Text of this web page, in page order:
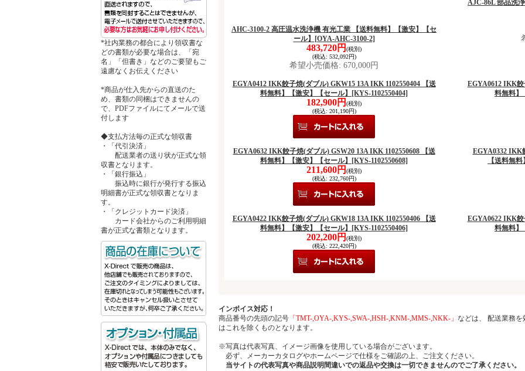
*社内業務の都合により領収書な
どの書類が必要な場合は、「宛
名」「但書き」などのご要望もご
遠慮なくお伝えください
*商品が仕入先からの直送のた
め、書類の同梱はできませんの
で、PDFファイルにてメールで送
付します
◆支払方法毎の正式な領収書
・「代引決済」
配送業者の送り状が正式な領
収書となります。
・「銀行振込」
振込時に銀行が発行する振込
明細書が正式な領収書となりま
す。
・「クレジットカード決済」
カード会社からのご利用明細
書が正式な書類となります。
AHC-3100-2 高圧温水洗浄機 有光工業 【送料無料】【激安】【セ
ール】
[OYA-AHC-3100-2]
483,720円 (税別)
(税込: 532,092円)
希望小売価格: 670,000円
AJC-86L 部品洗
EGYA0412 IKK餃子焼(ダブル) GKW15 13A IKK 1102550404 【送
料無料】【激安】【セール】
[KYS-1102550404]
182,900円 (税別)
(税込: 201,190円)
EGYA0612 IKK餃
料無料】
EGYA0632 IKK餃子焼(ダブル) GSW20 13A IKK 1102550608 【送
料無料】【激安】【セール】
[KYS-1102550608]
211,600円 (税別)
(税込: 232,760円)
EGYA0332 IKK
【送料無
EGYA0422 IKK餃子焼(ダブル) GKW18 13A IKK 1102550406 【送
料無料】【激安】【セール】
[KYS-1102550406]
202,200円 (税別)
(税込: 222,420円)
EGYA0622 IKK餃
料無料】
インボイス対応！
商品番号の先頭の記号「TMT-,OYA-,KYS-,SWA-,HSH-,KNM-,MMS-,NKK-」 などは、 配送業務
はこれを除くものとなります。
※写真は代表写真、イメージ画像を使用している場合がございます。
必ず、メーカーカタログやホームページで仕様をご確認の上、ご注文ください。
当サイトの代表写真や商品説明間違いでの返品や交換は一切できませんのでご了承ください。